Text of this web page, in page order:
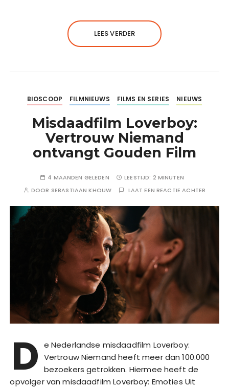
LEES VERDER
BIOSCOOP FILMNIEUWS FILMS EN SERIES NIEUWS
Misdaadfilm Loverboy:
Vertrouw Niemand
ontvangt Gouden Film
4 MAANDEN GELEDEN LEESTIJD: 2 MINUTEN
DOOR SEBASTIAAN KHOUW LAAT EEN REACTIE ACHTER
D e Nederlandse misdaadfilm Loverboy:
Vertrouw Niemand heeft meer dan 100.000
bezoekers getrokken. Hiermee heeft de
opvolger van misdaadfilm Loverboy: Emoties Uit